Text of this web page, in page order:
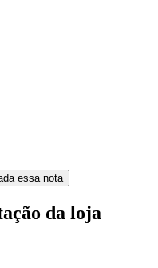
essa nota
da loja